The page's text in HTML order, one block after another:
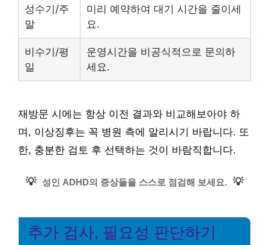
성수기/주
말
미리 예약하여 대기 시간을 줄이세
요.
비수기/평
일
운영시간을 비공식적으로 문의하
세요.
재방문 시에는 항상 이전 결과와 비교해보아야 하
며, 이상징후는 꼭 병원 측에 알리시기 바랍니다. 또
한, 충분한 검토 후 선택하는 것이 바람직합니다.
💡 성인 ADHD의 증상들을 스스로 점검해 보세요. 💡
추가 검사, 필요성 판단하기